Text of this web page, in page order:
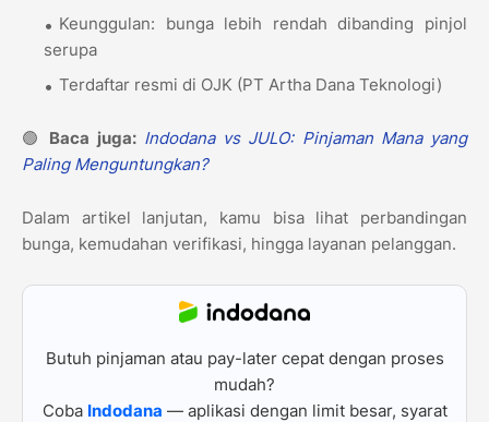
Keunggulan: bunga lebih rendah dibanding pinjol
serupa
Terdaftar resmi di OJK (PT Artha Dana Teknologi)
🟢 Baca juga: Indodana vs JULO: Pinjaman Mana yang
Paling Menguntungkan?
Dalam artikel lanjutan, kamu bisa lihat perbandingan
bunga, kemudahan verifikasi, hingga layanan pelanggan.
Butuh pinjaman atau pay-later cepat dengan proses
mudah?
Coba Indodana — aplikasi dengan limit besar, syarat